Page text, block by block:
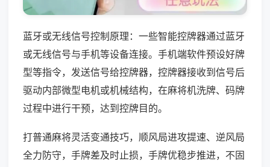
蓝牙或无线信号控制原理：一些智能控牌器通过蓝牙
或无线信号与手机等设备连接。手机端软件预设好牌
型等指令，发送信号给控牌器，控牌器接收到信号后
驱动内部微型电机或机械结构，在麻将机洗牌、码牌
过程中进行干预，达到控牌目的。
打普通麻将灵活变通技巧，顺风局进攻提速、逆风局
全力防守，手牌差及时止损，手牌优稳步推进，不固